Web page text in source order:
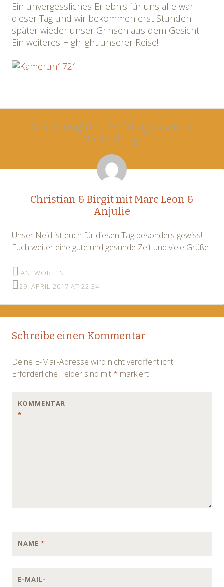
Ein unvergessliches Erlebnis für uns alle war
dieser Tag und wir bekommen erst Stunden
später wieder unser Grinsen aus dem Gesicht.
Ein weiteres Highlight unserer Reise!
Post
navigation
One thought on “Schimpansen in
Marienberg”
Christian & Birgit mit Marc Leon &
Anjulie
Unser Neid ist euch für diesen Tag besonders gewiss!
Euch weiter eine gute und gesunde Zeit und viele Grüße.
ANTWORTEN
29. APRIL 2017 AT 22:34
Schreibe einen Kommentar
Deine E-Mail-Adresse wird nicht veröffentlicht.
Erforderliche Felder sind mit * markiert
KOMMENTAR
*
NAME *
E-MAIL-